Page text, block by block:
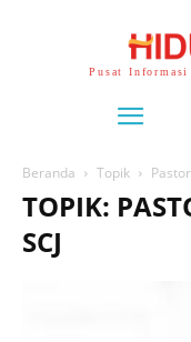
Pusat
Beranda Topik
TOPIK:
SCJ